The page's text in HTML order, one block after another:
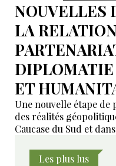
NOUVELLES
LA
DIPLOMATIE
ET
Une nouvelle étape
des réalités
Caucase du Sud et
Les plus lus